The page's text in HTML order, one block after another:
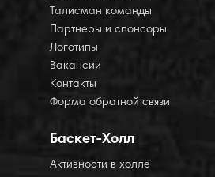
Талисман команды
Партнеры и спонсоры
Логотипы
Вакансии
Контакты
Форма обратной связи
Баскет-Холл
Активности в холле